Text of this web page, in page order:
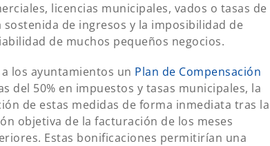
licencias municipales, vados o tasas de
de ingresos y la imposibilidad de
de muchos pequeños negocios.
los ayuntamientos un Plan de Compensación
del 50% en impuestos y tasas municipales, la
de estas medidas de forma inmediata tras la
objetiva de la facturación de los meses
Estas bonificaciones permitirían una